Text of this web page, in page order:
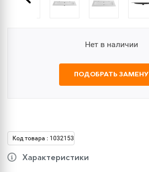
Нет в наличии
ПОДОБРАТЬ ЗАМЕНУ
Код товара : 1032153
Характеристики